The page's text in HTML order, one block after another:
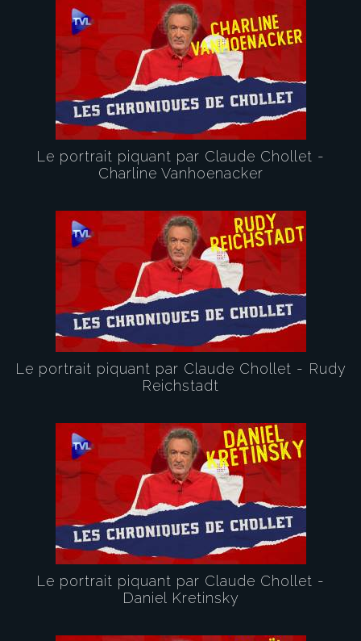
Le portrait piquant par Claude Chollet -
Charline Vanhoenacker
Le portrait piquant par Claude Chollet - Rudy
Reichstadt
Le portrait piquant par Claude Chollet -
Daniel Kretinsky